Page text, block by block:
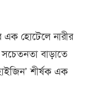
এক হোটেলে নারীর
সচেতনতা বাড়াতে
শীর্ষক এক